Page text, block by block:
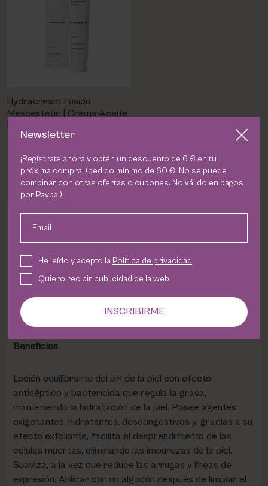
Hydracream Fusión
Mesoestetic | Crema-Aceite
Limpiadora Facial
Equilibrante y Anti-Polución
DESCRIPCION
Loción Hydra Global Forte
Línea Equilibrium 10
Loción Hydra Global Forte Plus.
Beneficios
Loción equilibrante del pH de la piel con efecto
antiséptico y bactericida que regula la grasa,
manteniendo la hidratación de la piel. Posee agentes
oxigenantes, hidratantes, descongestivos y, gracias a su
efecto exfoliante, facilita el desprendimiento de las
células muertas, eliminando las impurezas de la piel.
Suaviza, a la vez que reduce las arrugas y líneas de
expresión. Aplicar con un algodón después de limpiar el
Newsletter
¡Regístrate ahora y obtén un descuento de 6 € en tu
próxima compra! (pedido mínimo de 60 €. No se puede
combinar con otras ofertas o cupones. No válido en pagos
por Paypal).
Email
He leído y acepto la Política de privacidad
Quiero recibir publicidad de la web
INSCRIBIRME